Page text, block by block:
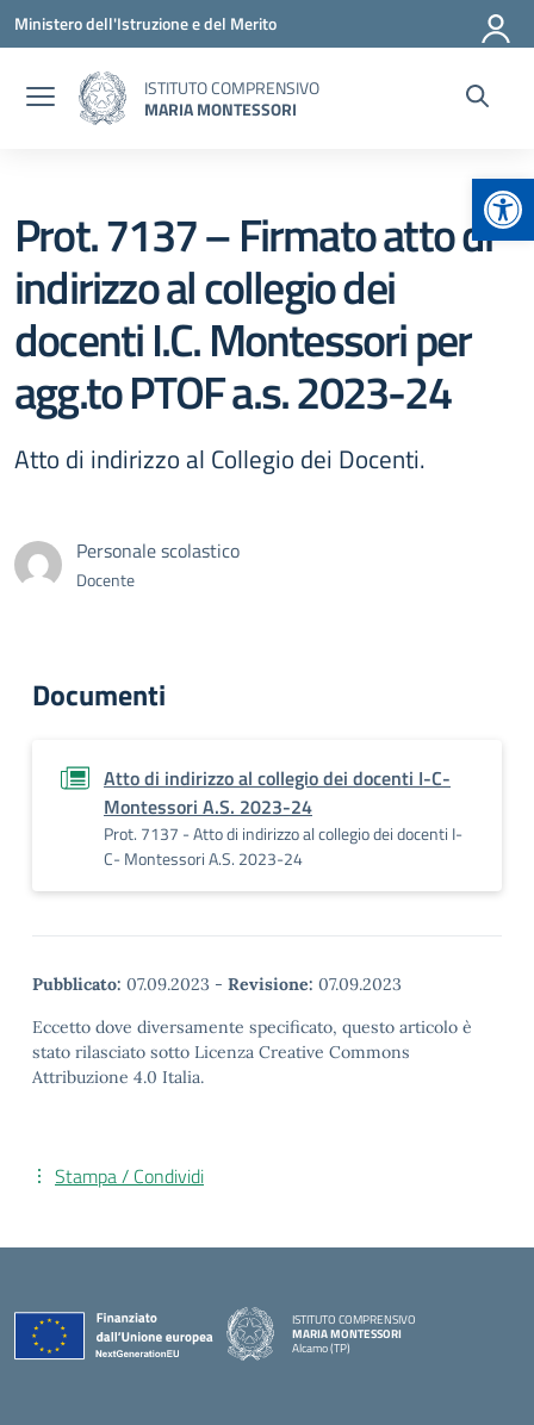
Vai ai contenuti
Vai al menu di navigazione
Vai al footer
Ministero dell'Istruzione e del Merito
ISTITUTO COMPRENSIVO
MARIA MONTESSORI
Prot. 7137 – Firmato atto di
indirizzo al collegio dei
docenti I.C. Montessori per
agg.to PTOF a.s. 2023-24
Atto di indirizzo al Collegio dei Docenti.
Personale scolastico
Docente
Documenti
Atto di indirizzo al collegio dei docenti I-C-
Montessori A.S. 2023-24
Prot. 7137 - Atto di indirizzo al collegio dei docenti I-
C- Montessori A.S. 2023-24
Pubblicato: 07.09.2023 - Revisione: 07.09.2023
Eccetto dove diversamente specificato, questo articolo è
stato rilasciato sotto Licenza Creative Commons
Attribuzione 4.0 Italia.
Stampa / Condividi
ISTITUTO COMPRENSIVO
MARIA MONTESSORI
Alcamo (TP)